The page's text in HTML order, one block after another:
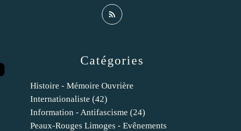
Catégories
Histoire - Mémoire Ouvrière
Internationaliste (42)
Information - Antifascisme (24)
Peaux-Rouges Limoges - Evênements